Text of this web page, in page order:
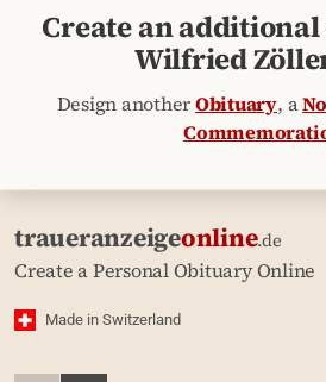
Create an
Wilfried
Design anotherObituary, a
traueranzeigeonline.de
Create a Personal Obituary Online
Made in Switzerland